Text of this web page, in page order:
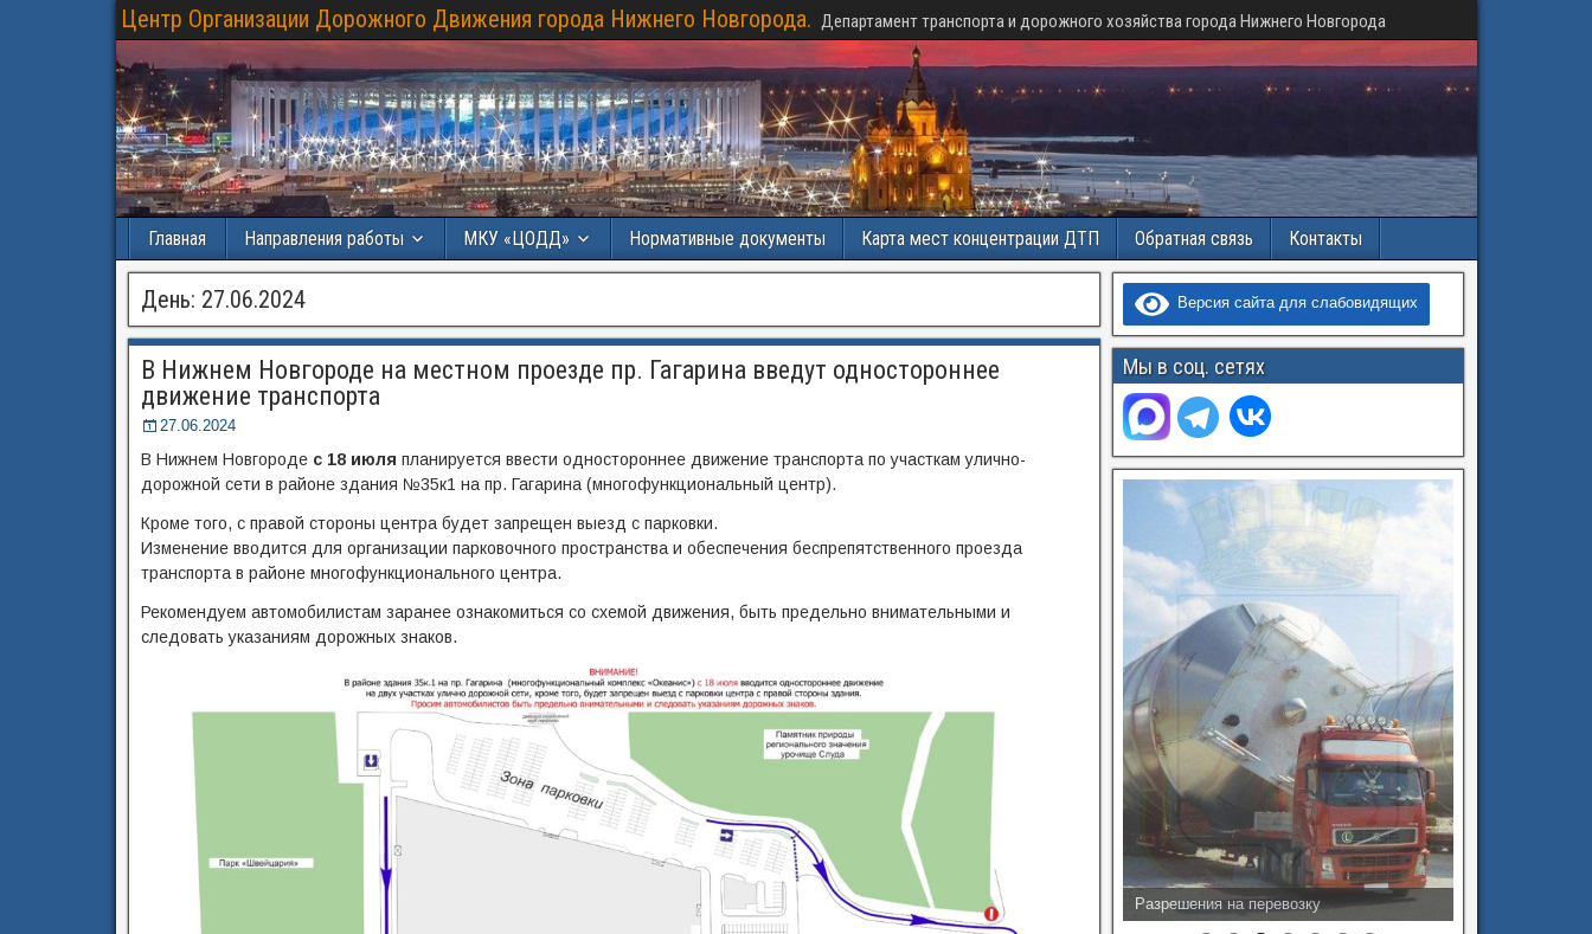
Центр Организации Дорожного Движения города Нижнего Новгорода. Департамент транспорта и дорожного хозяйства города Нижнего Новгорода
Главная Направления работы МКУ «ЦОДД» Нормативные документы Карта мест концентрации ДТП Обратная связь Контакты
День: 27.06.2024
В Нижнем Новгороде на местном проезде пр. Гагарина введут одностороннее
движение транспорта
27.06.2024
В Нижнем Новгороде с 18 июля планируется ввести одностороннее движение транспорта по участкам улично-
дорожной сети в районе здания №35к1 на пр. Гагарина (многофункциональный центр).
Кроме того, с правой стороны центра будет запрещен выезд с парковки.
Изменение вводится для организации парковочного пространства и обеспечения беспрепятственного проезда
транспорта в районе многофункционального центра.
Рекомендуем автомобилистам заранее ознакомиться со схемой движения, быть предельно внимательными и
следовать указаниям дорожных знаков.
Версия сайта для слабовидящих
Мы в соц. сетях
Разрешения на перевозку